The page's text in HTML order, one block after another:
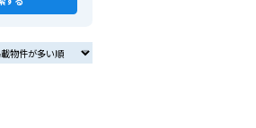
物件が多い順